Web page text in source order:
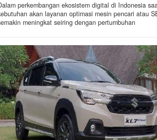
perkembangan ekosistem digital di Indonesia
akan layanan optimasi mesin pencari atau
meningkat seiring dengan pertumbuhan